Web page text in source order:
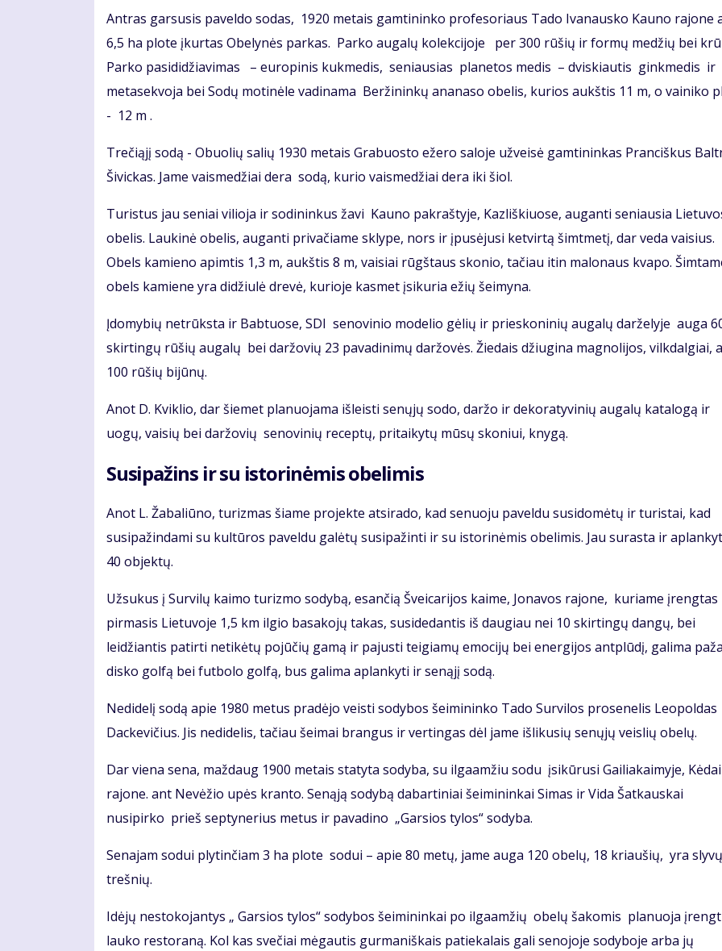
Antras garsusis paveldo sodas, 1920 metais gamtininko profesoriaus Tado Ivanausko Kauno rajone
6,5 ha plote įkurtas Obelynės parkas. Parko augalų kolekcijoje per 300 rūšių ir formų medžių bei
Parko pasididžiavimas – europinis kukmedis, seniausias planetos medis – dviskiautis ginkmedis ir
metasekvoja bei Sodų motinėle vadinama Beržininkų ananaso obelis, kurios aukštis 11 m, o vainiko
- 12 m .
Trečiąjį sodą - Obuolių salių 1930 metais Grabuosto ežero saloje užveisė gamtininkas Pranciškus
Šivickas. Jame vaismedžiai dera sodą, kurio vaismedžiai dera iki šiol.
Turistus jau seniai vilioja ir sodininkus žavi Kauno pakraštyje, Kazliškiuose, auganti seniausia
obelis. Laukinė obelis, auganti privačiame sklype, nors ir įpusėjusi ketvirtą šimtmetį, dar veda vaisius.
Obels kamieno apimtis 1,3 m, aukštis 8 m, vaisiai rūgštaus skonio, tačiau itin malonaus kvapo.
obels kamiene yra didžiulė drevė, kurioje kasmet įsikuria ežių šeimyna.
Įdomybių netrūksta ir Babtuose, SDI senovinio modelio gėlių ir prieskoninių augalų darželyje auga
skirtingų rūšių augalų bei daržovių 23 pavadinimų daržovės. Žiedais džiugina magnolijos, vilkdalgiai,
100 rūšių bijūnų.
Anot D. Kviklio, dar šiemet planuojama išleisti senųjų sodo, daržo ir dekoratyvinių augalų katalogą ir
uogų, vaisių bei daržovių senovinių receptų, pritaikytų mūsų skoniui, knygą.
Susipažins ir su istorinėmis obelimis
Anot L. Žabaliūno, turizmas šiame projekte atsirado, kad senuoju paveldu susidomėtų ir turistai, kad
susipažindami su kultūros paveldu galėtų susipažinti ir su istorinėmis obelimis. Jau surasta ir
40 objektų.
Užsukus į Survilų kaimo turizmo sodybą, esančią Šveicarijos kaime, Jonavos rajone, kuriame įrengtas
pirmasis Lietuvoje 1,5 km ilgio basakojų takas, susidedantis iš daugiau nei 10 skirtingų dangų, bei
leidžiantis patirti netikėtų pojūčių gamą ir pajusti teigiamų emocijų bei energijos antplūdį, galima
disko golfą bei futbolo golfą, bus galima aplankyti ir senąjį sodą.
Nedidelį sodą apie 1980 metus pradėjo veisti sodybos šeimininko Tado Survilos prosenelis Leopoldas
Dackevičius. Jis nedidelis, tačiau šeimai brangus ir vertingas dėl jame išlikusių senųjų veislių obelų.
Dar viena sena, maždaug 1900 metais statyta sodyba, su ilgaamžiu sodu įsikūrusi Gailiakaimyje,
rajone. ant Nevėžio upės kranto. Senąją sodybą dabartiniai šeimininkai Simas ir Vida Šatkauskai
nusipirko prieš septynerius metus ir pavadino „Garsios tylos“ sodyba.
Senajam sodui plytinčiam 3 ha plote sodui – apie 80 metų, jame auga 120 obelų, 18 kriaušių, yra
trešnių.
Idėjų nestokojantys „ Garsios tylos“ sodybos šeimininkai po ilgaamžių obelų šakomis planuoja
lauko restoraną. Kol kas svečiai mėgautis gurmaniškais patiekalais gali senojoje sodyboje arba jų